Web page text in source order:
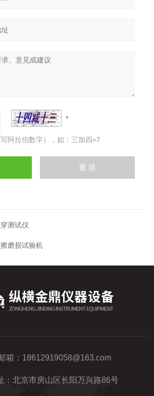
阿拉伯数字），如：三加四=7
测试仪
磨损试验机
箱： 18612919058@163.com
：北京市房山区长阳万兴路86号